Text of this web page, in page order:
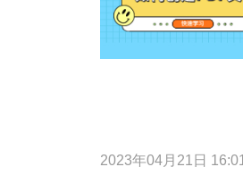
2023年04月21日 16:01